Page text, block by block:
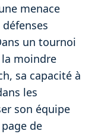
menace
un tournoi
moindre
sa capacité à
les
son équipe
de